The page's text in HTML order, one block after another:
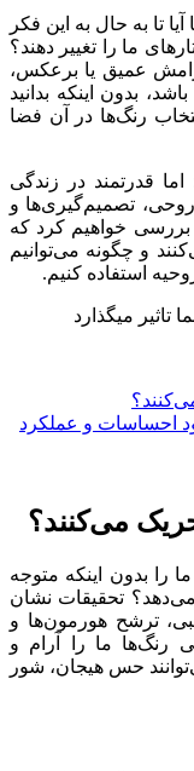
تا به حال به این فکر
ما را تغییر دهند؟
عمیق یا برعکس،
بدون اینکه بدانید
رنگ‌ها در آن فضا
قدرتمند در زندگی
تصمیم‌گیری‌ها و
بررسی خواهیم کرد که
و چگونه می‌توانیم
استفاده کنیم.
احساسات و عملکرد
می‌کنند؟
را بدون اینکه متوجه
می‌دهد؟ تحقیقات نشان
ترشح هورمون‌ها و
رنگ‌ها ما را آرام و
حس هیجان، شور